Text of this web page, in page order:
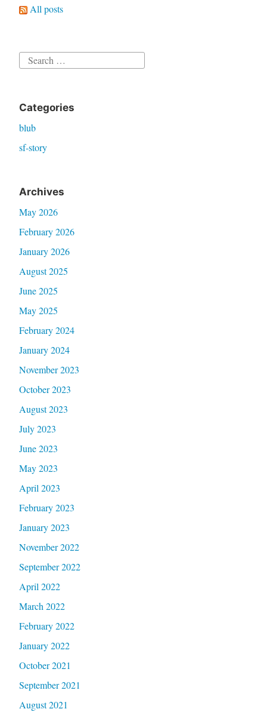
All posts
Search
Categories
blub
sf-story
Archives
May 2026
February 2026
January 2026
August 2025
June 2025
May 2025
February 2024
January 2024
November 2023
October 2023
August 2023
July 2023
June 2023
May 2023
April 2023
February 2023
January 2023
November 2022
September 2022
April 2022
March 2022
February 2022
January 2022
October 2021
September 2021
August 2021